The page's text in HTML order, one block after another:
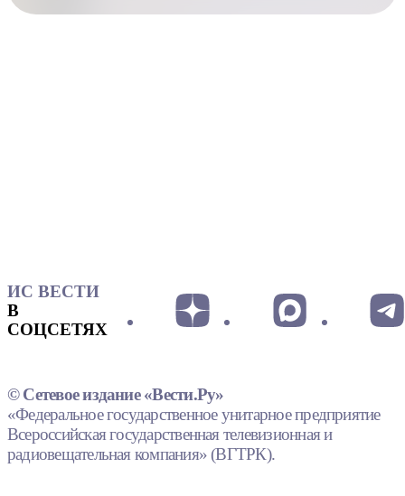
ИС ВЕСТИ
В
СОЦСЕТЯХ
© Сетевое издание «Вести.Ру»
«Федеральное государственное унитарное предприятие
Всероссийская государственная телевизионная и
радиовещательная компания» (ВГТРК).